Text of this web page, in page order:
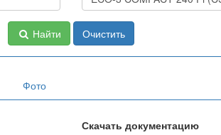
Найти Очистить
Фото
Скачать документацию